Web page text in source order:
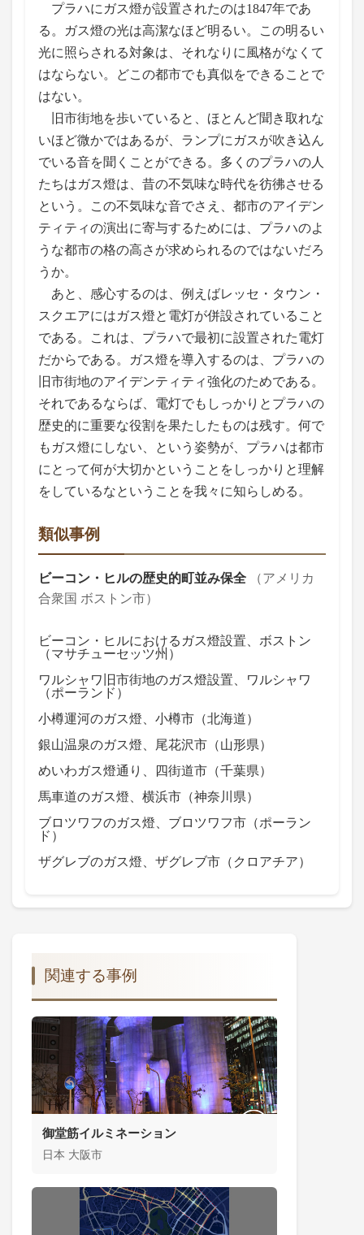
プラハにガス燈が設置されたのは1847年であ
る。ガス燈の光は高潔なほど明るい。この明るい
光に照らされる対象は、それなりに風格がなくて
はならない。どこの都市でも真似をできることで
はない。
旧市街地を歩いていると、ほとんど聞き取れな
いほど微かではあるが、ランプにガスが吹き込ん
でいる音を聞くことができる。多くのプラハの人
たちはガス燈は、昔の不気味な時代を彷彿させる
という。この不気味な音でさえ、都市のアイデン
ティティの演出に寄与するためには、プラハのよ
うな都市の格の高さが求められるのではないだろ
うか。
あと、感心するのは、例えばレッセ・タウン・
スクエアにはガス燈と電灯が併設されていること
である。これは、プラハで最初に設置された電灯
だからである。ガス燈を導入するのは、プラハの
旧市街地のアイデンティティ強化のためである。
それであるならば、電灯でもしっかりとプラハの
歴史的に重要な役割を果たしたものは残す。何で
もガス燈にしない、という姿勢が、プラハは都市
にとって何が大切かということをしっかりと理解
をしているなということを我々に知らしめる。
類似事例
ビーコン・ヒルの歴史的町並み保全
（アメリカ
合衆国 ボストン市）
ビーコン・ヒルにおけるガス燈設置、ボストン
（マサチューセッツ州）
ワルシャワ旧市街地のガス燈設置、ワルシャワ
（ポーランド）
小樽運河のガス燈、小樽市（北海道）
銀山温泉のガス燈、尾花沢市（山形県）
めいわガス燈通り、四街道市（千葉県）
馬車道のガス燈、横浜市（神奈川県）
ブロツワフのガス燈、ブロツワフ市（ポーラン
ド）
ザグレブのガス燈、ザグレブ市（クロアチア）
関連する事例
御堂筋イルミネーション
日本 大阪市